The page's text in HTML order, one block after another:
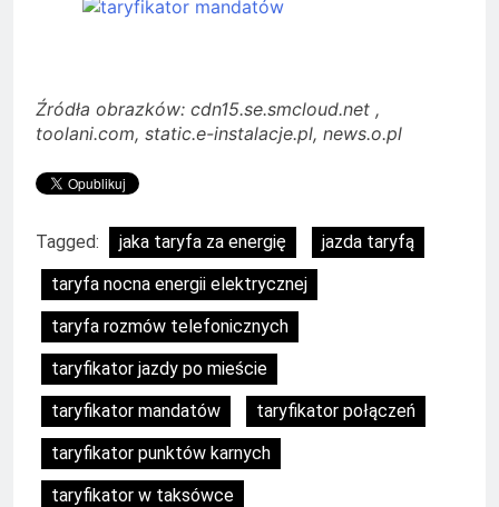
Źródła obrazków: cdn15.se.smcloud.net ,
toolani.com, static.e-instalacje.pl, news.o.pl
Tagged: jaka taryfa za energię
jazda taryfą
taryfa nocna energii elektrycznej
taryfa rozmów telefonicznych
taryfikator jazdy po mieście
taryfikator mandatów
taryfikator połączeń
taryfikator punktów karnych
taryfikator w taksówce